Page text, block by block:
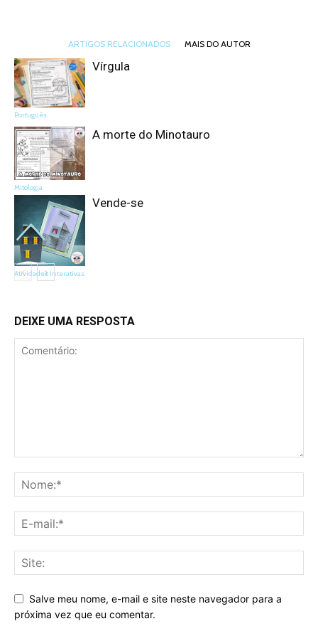
ARTIGOS RELACIONADOS MAIS DO AUTOR
Português
Vírgula
Mitologia
A morte do Minotauro
Atividades Interativas
Vende-se
DEIXE UMA RESPOSTA
Salve meu nome, e-mail e site neste navegador para a
próxima vez que eu comentar.